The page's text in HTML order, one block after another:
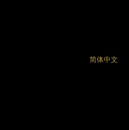
简体中文